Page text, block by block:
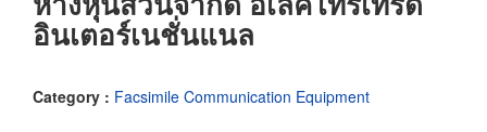
อินเตอร์เนชั่นแนล
Category : Facsimile Communication Equipment